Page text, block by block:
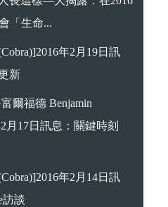
「生命...
年2月19日訊
新
爾福德 Benjamin
月17日訊息：關鍵時刻
年2月14日訊
訪談